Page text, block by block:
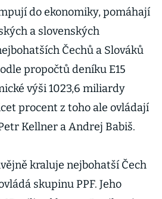
do ekonomiky, pomáhají
a slovenských
Čechů a Slováků
propočtů deníku E15
výši 1023,6 miliardy
procent z toho ale ovládají
Kellner a Andrej Babiš.
kraluje nejbohatší Čech
skupinu PPF. Jeho